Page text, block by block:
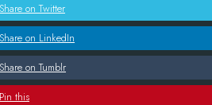
Share on Twitter
Share on LinkedIn
Share on Tumblr
Pin this